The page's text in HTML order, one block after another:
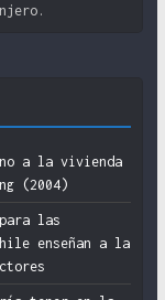
a la vivienda
(2004)
las
enseñan a la